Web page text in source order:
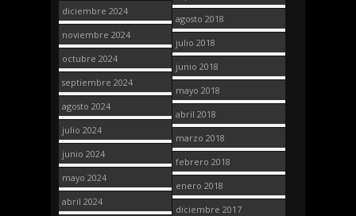
diciembre 2024
noviembre 2024
octubre 2024
septiembre 2024
agosto 2024
julio 2024
junio 2024
mayo 2024
abril 2024
agosto 2018
julio 2018
junio 2018
mayo 2018
abril 2018
marzo 2018
febrero 2018
enero 2018
diciembre 2017